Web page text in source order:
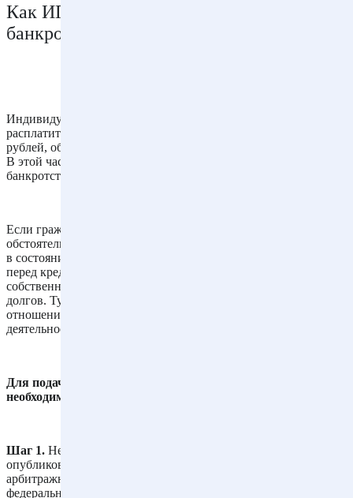
Как ИП подать в суд заявление о своем
банкротстве: пошаговый алгоритм
Индивидуальный предприниматель, который не может
расплатиться по своим долгам, превышающим 500 тыс.
рублей, обязан подать заявление о собственном банкротстве.
В этой части банкротство ИП ничем не отличается от
банкротства граждан-непредпринимателей.
Если гражданин-ИП предвидит свое банкротство, и имеются
обстоятельства, очевидно свидетельствующие о том, что он не
в состоянии исполнить обязательства в установленный срок
перед кредитором, то гражданин может подать заявление о
собственном банкротстве вне зависимости от размера своих
долгов. Тут применяются также те же правила, что в
отношении граждан, которые не ведут предпринимательскую
деятельность.
Для подачи заявления о собственном банкротстве ИП
необходимо осуществить следующие действия:
Шаг 1. Не ранее чем за 15 дней до подачи заявления в суд
опубликовать уведомление о намерении обратиться в
арбитражный суд путем включения его в Единый
федеральный реестр сведений о фактах деятельности